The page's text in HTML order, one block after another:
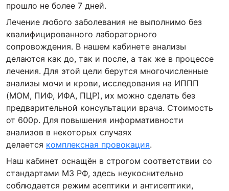
прошло не более 7 дней.
Лечение любого заболевания не выполнимо без
квалифицированного лабораторного
сопровождения. В нашем кабинете анализы
делаются как до, так и после, а так же в процессе
лечения. Для этой цели берутся многочисленные
анализы мочи и крови, исследования на ИППП
(МОМ, ПИФ, ИФА, ПЦР), их можно сделать без
предварительной консультации врача. Стоимость
от 600р. Для повышения информативности
анализов в некоторых случаях
делается комплексная провокация.
Наш кабинет оснащён в строгом соответствии со
стандартами МЗ РФ, здесь неукоснительно
соблюдается режим асептики и антисептики,